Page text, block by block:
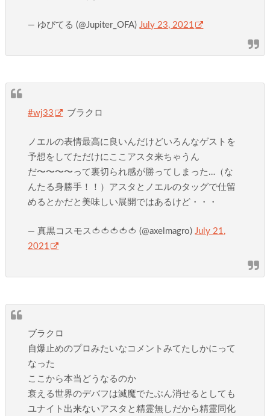
— ゆぴてる (@Jupiter_OFA)July 23, 2021
#wj33 ブラクロ
ノエルの表情最高に良いんだけどいろんなゲストを
予想をしてただけにここアスタ来ちゃうん
だ〜〜〜〜って裏切られ感が勝ってしまった…（な
んたる身勝手！！）アスタとノエルのタッグで仕留
めるとかだと美味しい展開ではあるけど・・・
— 真黒コスモス🍅🍅🍅🍅🍅 (@axelmagro)July 21,
2021
ブラクロ
自爆止めのプロみたいなコメントみてたしかにって
なった
ここから本当どうなるのか
衰える世界のデバフは滅魔でたぶん消せるとしても
ユナイト出来ないアスタと精霊無しだから精霊同化